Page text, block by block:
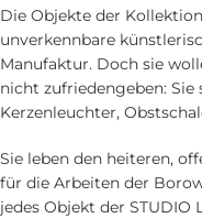
Die Objekte der
unverkennbare
Manufaktur. Doch sie
nicht zufriedengeben:
Kerzenleuchter,
Sie leben den heiteren,
für die Arbeiten der
jedes Objekt der